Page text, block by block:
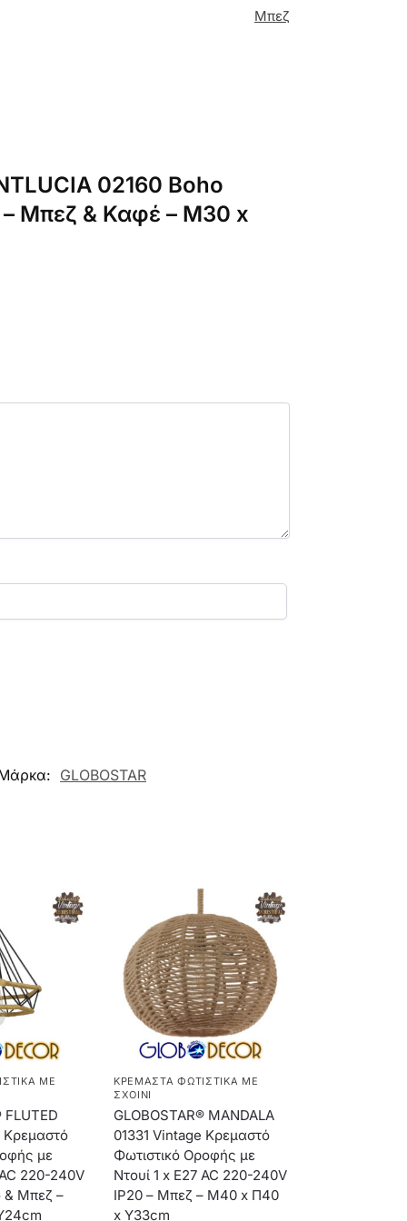
Μπεζ
02160 Boho
– Μπεζ & Καφέ – Μ30 x
GLOBOSTAR
ΜΕ
FLUTED
Κρεμαστό
με
220-240V
Μπεζ –
ΚΡΕΜΑΣΤΆ ΦΩΤΙΣΤΙΚΆ ΜΕ
ΣΧΟΙΝΊ
GLOBOSTAR® MANDALA
01331 Vintage Κρεμαστό
Φωτιστικό Οροφής με
Ντουί 1 x E27 AC 220-240V
IP20 – Μπεζ – Μ40 x Π40
x Υ33cm